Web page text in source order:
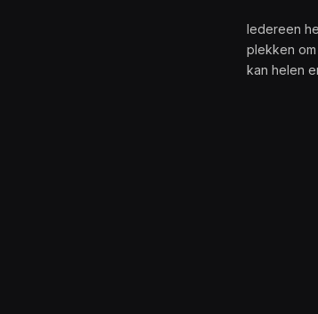
Iedereen
plekken
kan helen